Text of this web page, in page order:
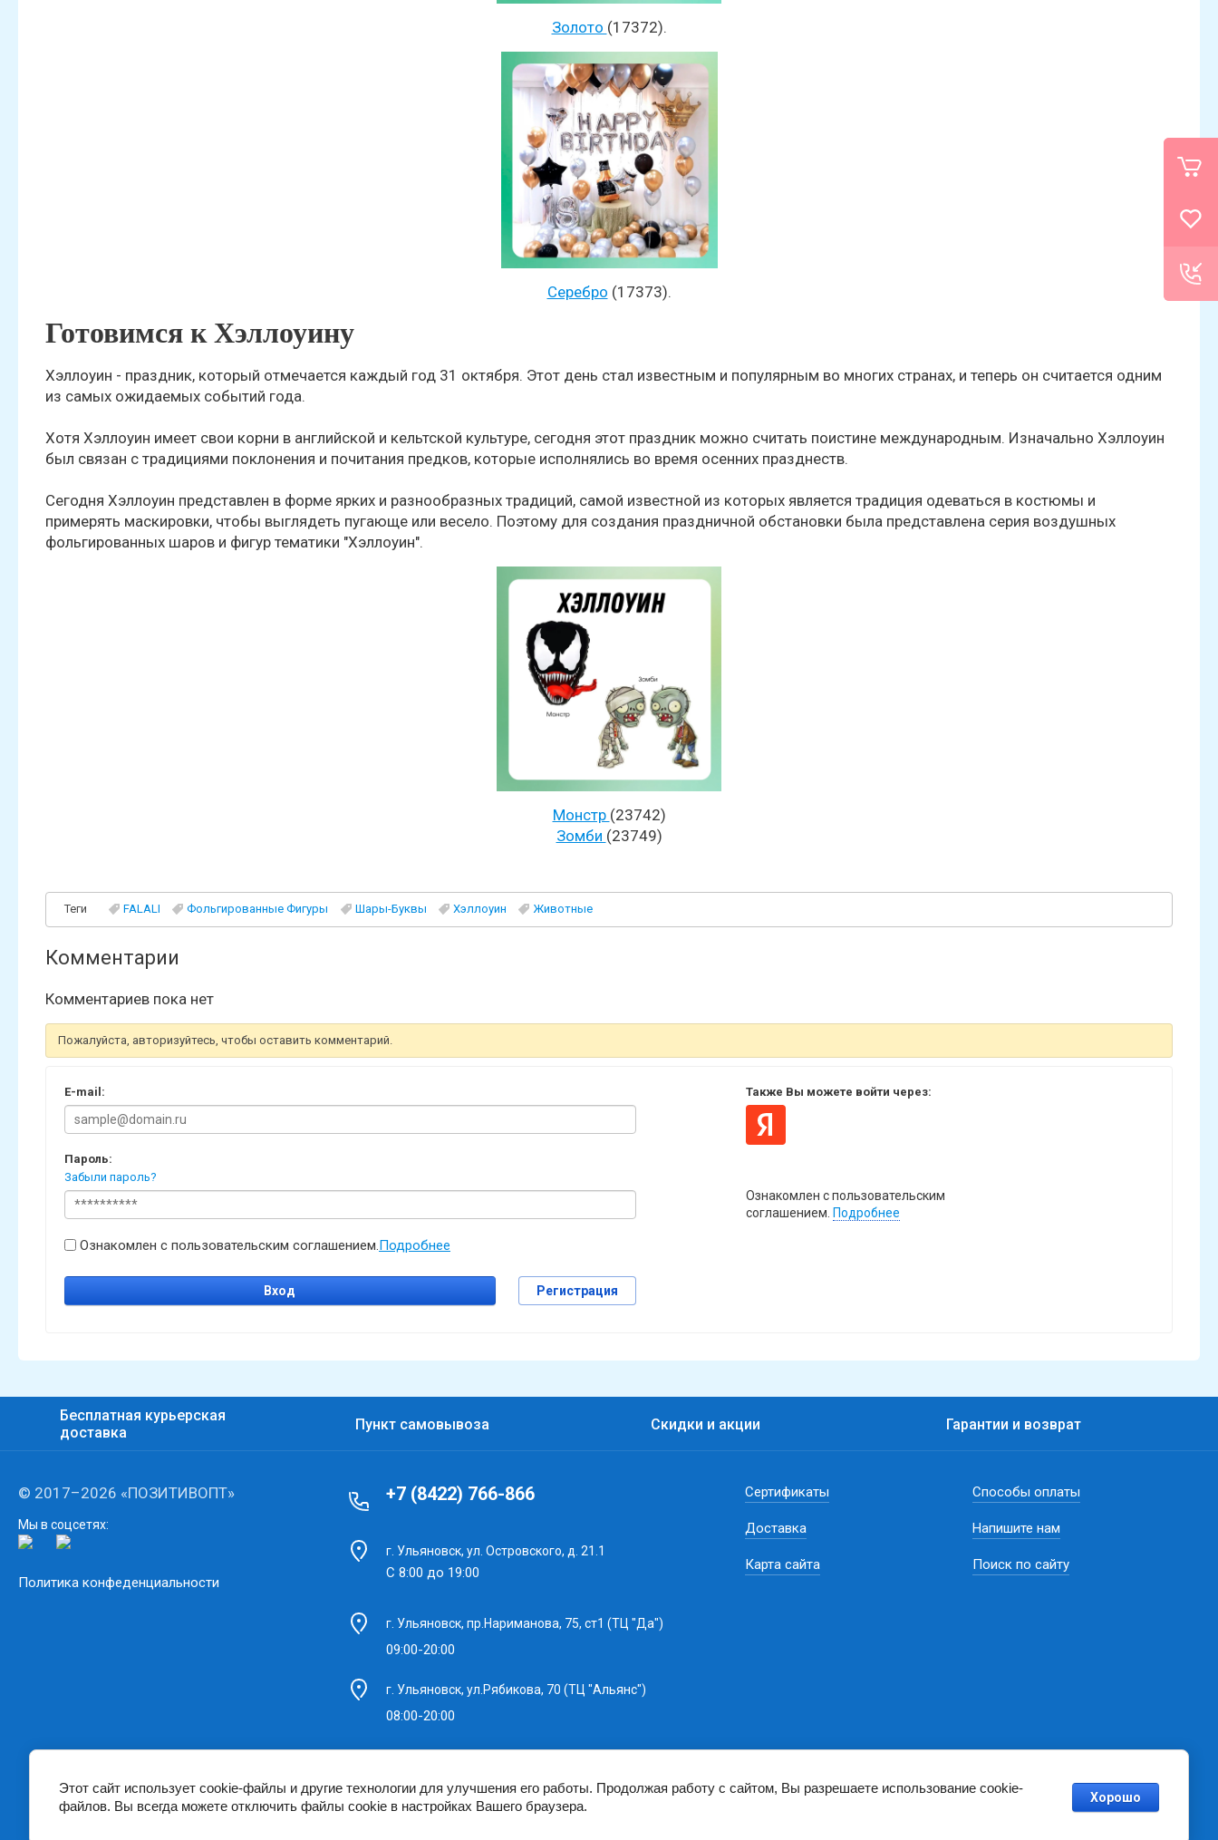
Золото (17372).
Серебро (17373).
Готовимся к Хэллоуину
Хэллоуин - праздник, который отмечается каждый год 31 октября. Этот день стал известным и популярным во многих странах, и теперь он считается одним
из самых ожидаемых событий года.
Хотя Хэллоуин имеет свои корни в английской и кельтской культуре, сегодня этот праздник можно считать поистине международным. Изначально Хэллоуин
был связан с традициями поклонения и почитания предков, которые исполнялись во время осенних празднеств.
Сегодня Хэллоуин представлен в форме ярких и разнообразных традиций, самой известной из которых является традиция одеваться в костюмы и
примерять маскировки, чтобы выглядеть пугающе или весело. Поэтому для создания праздничной обстановки была представлена серия воздушных
фольгированных шаров и фигур тематики "Хэллоуин".
Монстр (23742)
Зомби (23749)
Теги FALALI Фольгированные Фигуры Шары-Буквы Хэллоуин Животные
Комментарии
Комментариев пока нет
Пожалуйста, авторизуйтесь, чтобы оставить комментарий.
E-mail:
Пароль:
Забыли пароль?
Ознакомлен с пользовательским соглашением.Подробнее
Регистрация
Вход
Также Вы можете войти через:
Ознакомлен с пользовательским
соглашением. Подробнее
Бесплатная курьерская
доставка
Пункт самовывоза Скидки и акции Гарантии и возврат
© 2017–2026 «ПОЗИТИВОПТ»
Мы в соцсетях:
Политика конфеденциальности
+7 (8422) 766-866
г. Ульяновск, ул. Островского, д. 21.1
С 8:00 до 19:00
г. Ульяновск, пр.Нариманова, 75, ст1 (ТЦ "Да")
09:00-20:00
г. Ульяновск, ул.Рябикова, 70 (ТЦ "Альянс")
08:00-20:00
Сертификаты Способы оплаты
Доставка Напишите нам
Карта сайта Поиск по сайту
Этот сайт использует cookie-файлы и другие технологии для улучшения его работы. Продолжая работу с сайтом, Вы разрешаете использование cookie-
файлов. Вы всегда можете отключить файлы cookie в настройках Вашего браузера.
Хорошо